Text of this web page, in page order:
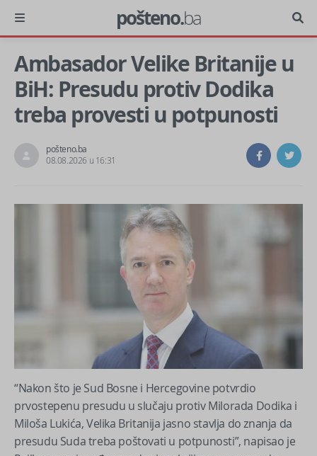
pošteno.ba
Ambasador Velike Britanije u
BiH: Presudu protiv Dodika
treba provesti u potpunosti
pošteno.ba
08.08.2026 u 16:31
“Nakon što je Sud Bosne i Hercegovine potvrdio
prvostepenu presudu u slučaju protiv Milorada Dodika i
Miloša Lukića, Velika Britanija jasno stavlja do znanja da
presudu Suda treba poštovati u potpunosti”, napisao je